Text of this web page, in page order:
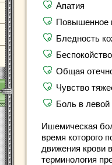
Апатия
Повышенное
Бледность
Беспокойство
Общая
Чувство
Боль в левой
Ишемическая
время которого
движения крови
терминология